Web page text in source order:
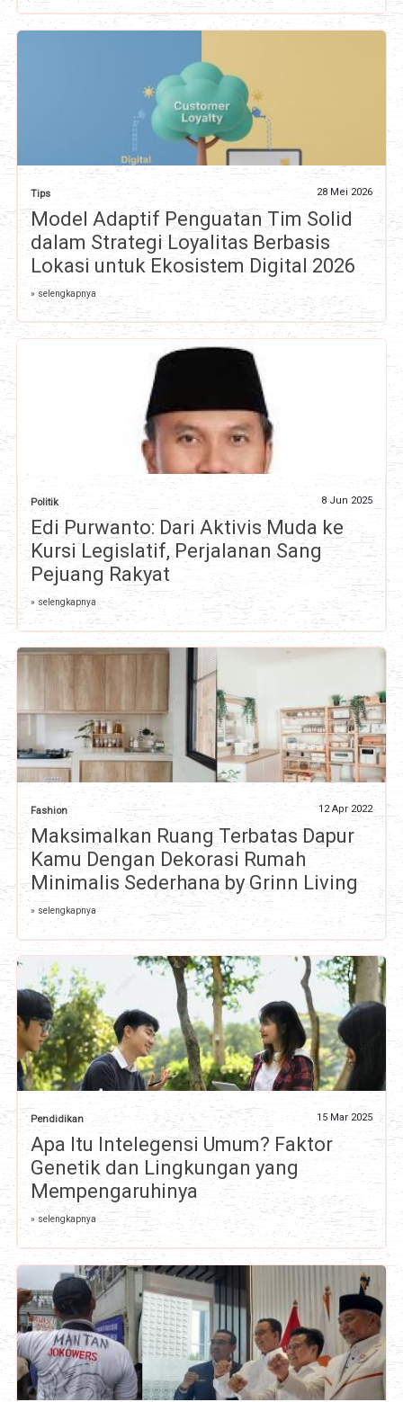
Tips 28 Mei 2026
Model Adaptif Penguatan Tim Solid
dalam Strategi Loyalitas Berbasis
Lokasi untuk Ekosistem Digital 2026
» selengkapnya
Politik 8 Jun 2025
Edi Purwanto: Dari Aktivis Muda ke
Kursi Legislatif, Perjalanan Sang
Pejuang Rakyat
» selengkapnya
Fashion 12 Apr 2022
Maksimalkan Ruang Terbatas Dapur
Kamu Dengan Dekorasi Rumah
Minimalis Sederhana by Grinn Living
» selengkapnya
Pendidikan 15 Mar 2025
Apa Itu Intelegensi Umum? Faktor
Genetik dan Lingkungan yang
Mempengaruhinya
» selengkapnya